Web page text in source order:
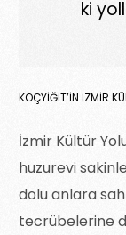
ki
KOÇYIĞIT’IN İZMIR
İzmir Kültür
huzurevi
dolu anlara
tecrübelerine